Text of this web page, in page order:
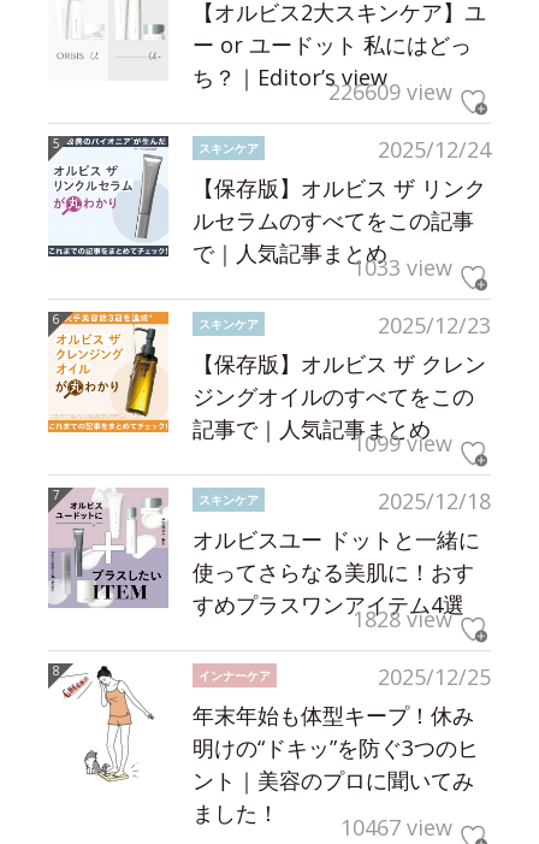
【オルビス2大スキンケア】ユ
ー or ユードット 私にはどっ
ち？｜Editor’s view226609 view
2025/12/24
スキンケア
【保存版】オルビス ザ リンク
ルセラムのすべてをこの記事
で｜人気記事まとめ1033 view
2025/12/23
スキンケア
【保存版】オルビス ザ クレン
ジングオイルのすべてをこの
記事で｜人気記事まとめ
1099 view
2025/12/18
スキンケア
オルビスユー ドットと一緒に
使ってさらなる美肌に！おす
すめプラスワンアイテム4選
1828 view
2025/12/25
インナーケア
年末年始も体型キープ！休み
明けの“ドキッ”を防ぐ3つのヒ
ント｜美容のプロに聞いてみ
ました！
10467 view